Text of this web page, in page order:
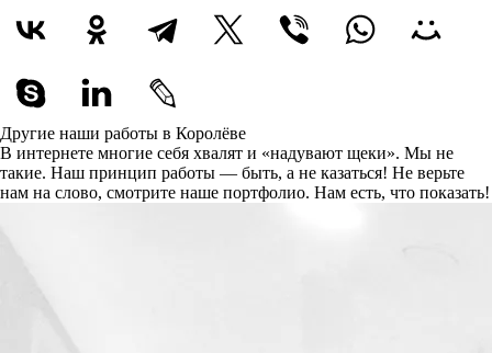
Другие наши работы в Королёве
В интернете многие себя хвалят и «надувают щеки». Мы не
такие. Наш принцип работы — быть, а не казаться! Не верьте
нам на слово, смотрите наше портфолио. Нам есть, что показать!